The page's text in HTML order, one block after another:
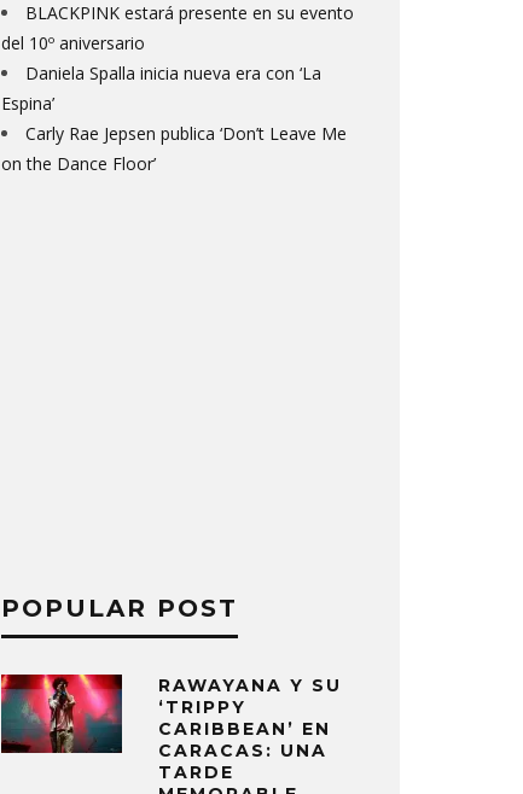
BLACKPINK estará presente en su evento
del 10º aniversario
Daniela Spalla inicia nueva era con ‘La
Espina’
Carly Rae Jepsen publica ‘Don’t Leave Me
on the Dance Floor’
POPULAR POST
RAWAYANA Y SU
‘TRIPPY
CARIBBEAN’ EN
CARACAS: UNA
TARDE